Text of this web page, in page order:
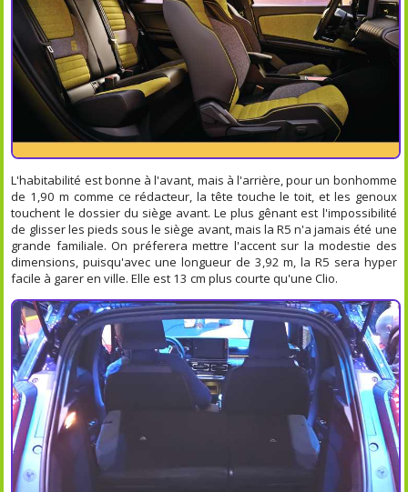
L'habitabilité est bonne à l'avant, mais à l'arrière, pour un bonhomme
de 1,90 m comme ce rédacteur, la tête touche le toit, et les genoux
touchent le dossier du siège avant. Le plus gênant est l'impossibilité
de glisser les pieds sous le siège avant, mais la R5 n'a jamais été une
grande familiale. On préferera mettre l'accent sur la modestie des
dimensions, puisqu'avec une longueur de 3,92 m, la R5 sera hyper
facile à garer en ville. Elle est 13 cm plus courte qu'une Clio.